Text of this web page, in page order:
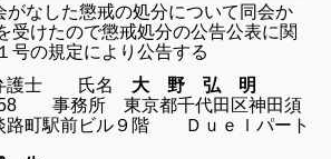
がなした懲戒の処分について同会か
受けたので懲戒処分の公告公表に関
号の規定により公告する
弁護士 氏名 大 野 弘 明
事務所
東京都千代田区神田須
町駅前ビル９階
Ｄｕｅｌパート